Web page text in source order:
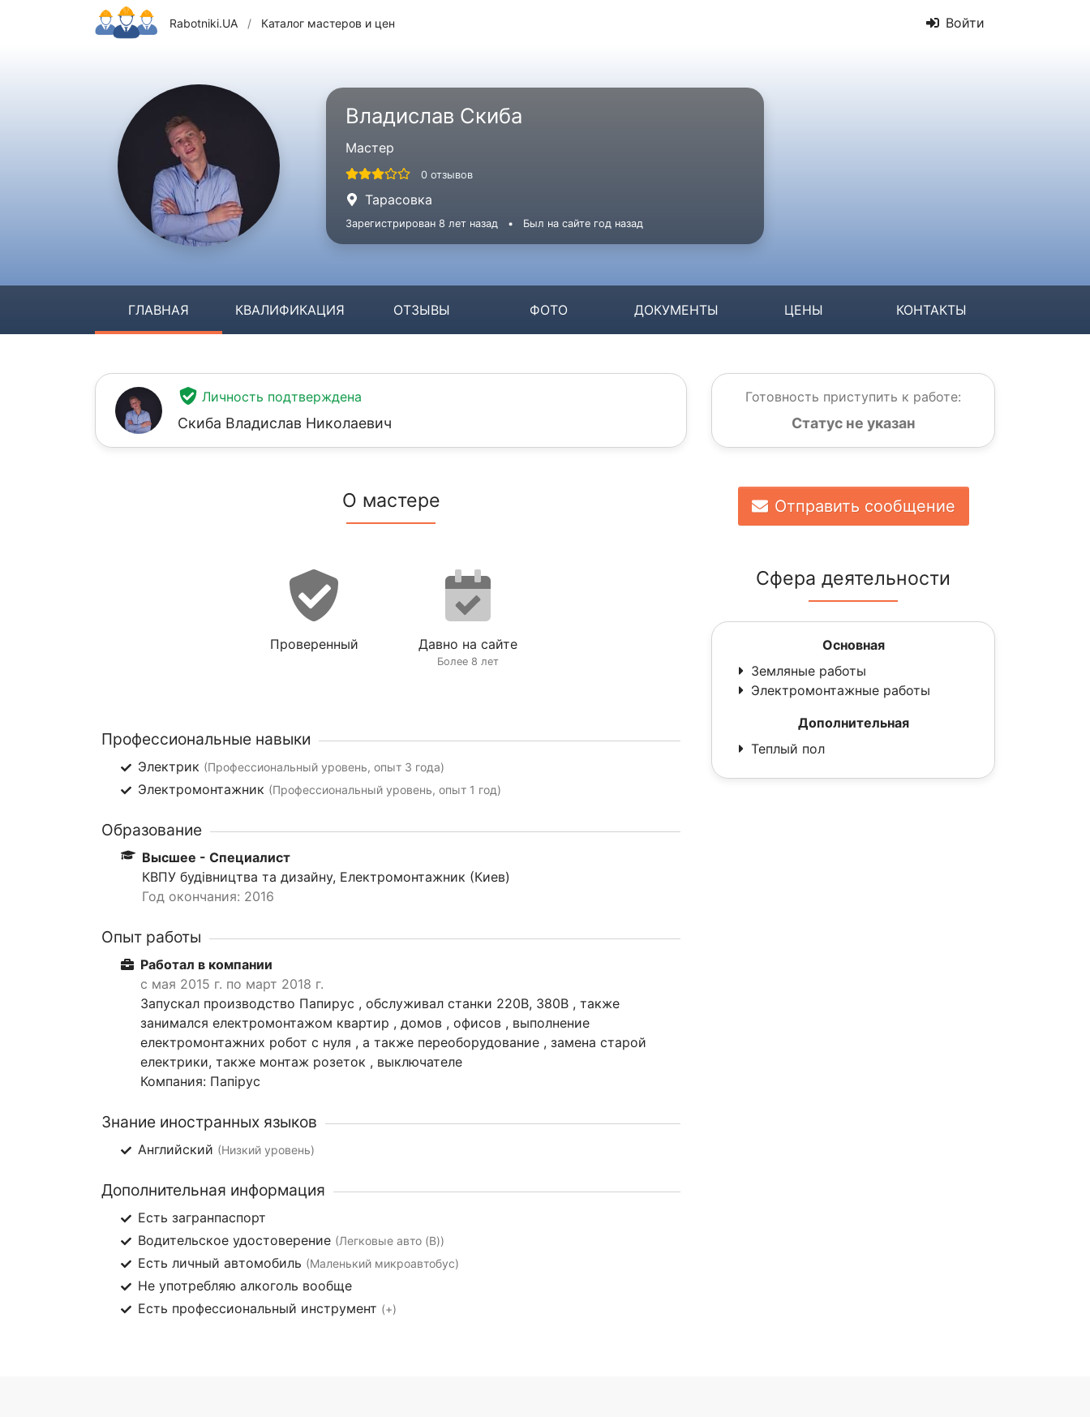
Rabotniki.UA / Каталог мастеров и цен Войти
Владислав Скиба
Мастер
0 отзывов
Тарасовка
Зарегистрирован 8 лет назад • Был на сайте год назад
ГЛАВНАЯ КВАЛИФИКАЦИЯ ОТЗЫВЫ ФОТО ДОКУМЕНТЫ ЦЕНЫ КОНТАКТЫ
Личность подтверждена
Скиба Владислав Николаевич
О мастере
Проверенный Давно на сайте
Более 8 лет
Профессиональные навыки
Электрик (Профессиональный уровень, опыт 3 года)
Электромонтажник (Профессиональный уровень, опыт 1 год)
Образование
Высшее - Специалист
КВПУ будівництва та дизайну, Електромонтажник (Киев)
Год окончания: 2016
Опыт работы
Работал в компании
с мая 2015 г. по март 2018 г.
Запускал производство Папирус , обслуживал станки 220В, 380В , также
занимался електромонтажом квартир , домов , офисов , выполнение
електромонтажних робот с нуля , а также переоборудование , замена старой
електрики, также монтаж розеток , выключателе
Компания: Папірус
Знание иностранных языков
Английский (Низкий уровень)
Дополнительная информация
Есть загранпаспорт
Водительское удостоверение (Легковые авто (B))
Есть личный автомобиль (Маленький микроавтобус)
Не употребляю алкоголь вообще
Есть профессиональный инструмент (+)
Готовность приступить к работе:
Статус не указан
Отправить сообщение
Сфера деятельности
Основная
Земляные работы
Электромонтажные работы
Дополнительная
Теплый пол